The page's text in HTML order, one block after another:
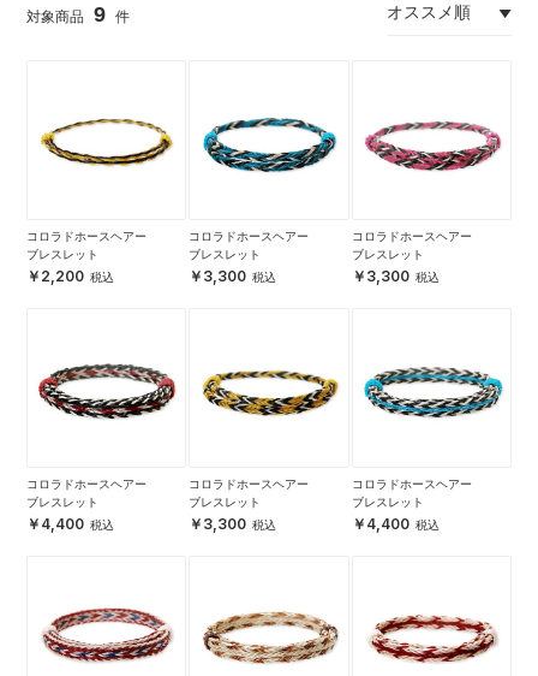
9
コロラドホースヘアー
ブレスレット
2,200
コロラドホースヘアー
ブレスレット
3,300
コロラドホースヘアー
ブレスレット
3,300
コロラドホースヘアー
ブレスレット
4,400
コロラドホースヘアー
ブレスレット
3,300
コロラドホースヘアー
ブレスレット
4,400